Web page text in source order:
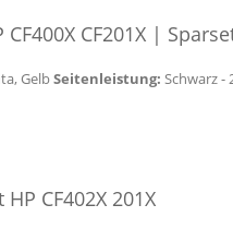
CF201X |
GelbSeitenleistung: Schwarz -
CF402X 201X